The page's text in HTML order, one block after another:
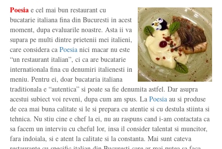
Poesia e cel mai bun restaurant cu
bucatarie italiana fina din Bucuresti in acest
moment, dupa evaluarile noastre. Asta ii va
supara pe multi dintre prietenii mei italieni,
care considera ca Poesia nici macar nu este
“un restaurant italian”, ci ca are bucatarie
internationala fina cu denumiri italienesti in
meniu. Pentru ei, doar bucataria italiana
traditionala e “autentica” si poate sa fie denumita astfel. Dar asupra
acestui subiect voi reveni, dupa cum am spus. La Poesia au si produse
de cea mai buna calitate si le si prepara cu atentie si cu destula stiinta si
tehnica. Nu stiu cine e chef la ei, nu au raspuns cand i-am contactata ca
sa facem un interviu cu cheful lor, insa il consider talentat si muncitor,
fara indoiala, si e atent la calitate si la constanta. Mai sunt cateva